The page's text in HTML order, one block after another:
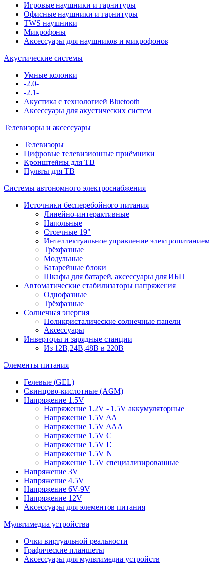
Игровые наушники и гарнитуры
Офисные наушники и гарнитуры
TWS наушники
Микрофоны
Аксессуары для наушников и микрофонов
Акустические системы
Умные колонки
-2.0-
-2.1-
Акустика с технологией Bluetooth
Аксессуары для акустических систем
Телевизоры и аксессуары
Телевизоры
Цифровые телевизионные приёмники
Кронштейны для ТВ
Пульты для ТВ
Системы автономного электроснабжения
Источники бесперебойного питания
Линейно-интерактивные
Напольные
Стоечные 19"
Интеллектуальное управление электропитанием
Трёхфазные
Модульные
Батарейные блоки
Шкафы для батарей, аксессуары для ИБП
Автоматические стабилизаторы напряжения
Однофазные
Трёхфазные
Солнечная энергия
Поликристалические солнечные панели
Аксессуары
Инверторы и зарядные станции
Из 12В,24В,48В в 220В
Элементы питания
Гелевые (GEL)
Свинцово-кислотные (AGM)
Напряжение 1.5V
Напряжение 1.2V - 1.5V аккумуляторные
Напряжение 1.5V AA
Напряжение 1.5V AAA
Напряжение 1.5V C
Напряжение 1.5V D
Напряжение 1.5V N
Напряжение 1.5V специализированные
Напряжение 3V
Напряжение 4.5V
Напряжение 6V-9V
Напряжение 12V
Аксессуары для элементов питания
Мультимедиа устройства
Очки виртуальной реальности
Графические планшеты
Аксессуары для мультимедиа устройств